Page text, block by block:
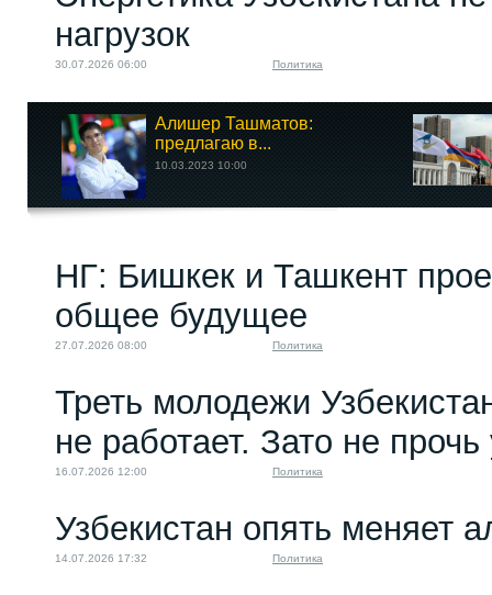
нагрузок
30.07.2026 06:00 Политика
Алишер Ташматов:
предлагаю в...
10.03.2023 10:00
НГ: Бишкек и Ташкент
общее будущее
27.07.2026 08:00 Политика
Треть молодежи
не работает. Зато не
16.07.2026 12:00 Политика
Узбекистан опять меняет
14.07.2026 17:32 Политика